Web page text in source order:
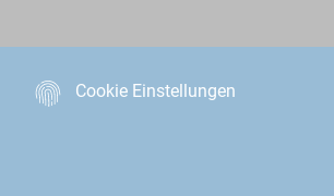
Cookie Einstellungen